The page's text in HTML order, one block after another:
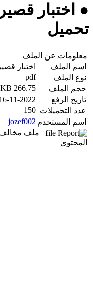
● اختبار
تحميل
معلومات عن الملف
اسم الملف
اختبار
نوع الملف
pdf
حجم الملف
266.75 KB
تاريخ الرفع
16-11-2022 07:59
عدد التحميلات 150
اسم المستخدم jozef002
ملف مخالف
المحتوى